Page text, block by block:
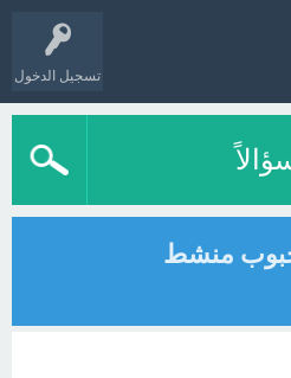
تسجيل الدخول
منشط